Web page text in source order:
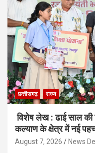
छत्तीसगढ़ राज्य
विशेष लेख : ढाई साल की
कल्याण के क्षेत्र में नई
August 7, 2026 News